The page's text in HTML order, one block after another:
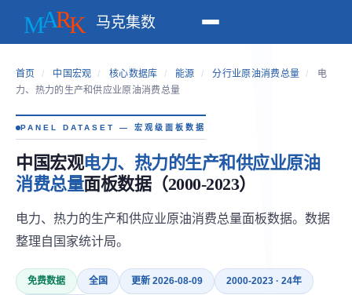
马克集数
首页 / 中国宏观 / 核心数据库 / 能源 / 分行业原油消费总量 /
电
力、热力的生产和供应业原油消费总量
PANEL DATASET — 宏观级面板数据
中国宏观电力、热力的生产和供应业原油
消费总量面板数据（2000-2023）
电力、热力的生产和供应业原油消费总量面板数据。数据
整理自国家统计局。
免费数据 全国 更新 2026-08-09 2000-2023 · 24年